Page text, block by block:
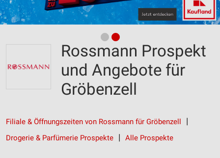
Rossmann Prospekt
und Angebote für
Gröbenzell
Filiale & Öffnungszeiten von Rossmann für Gröbenzell
Drogerie & Parfümerie Prospekte
Alle Prospekte